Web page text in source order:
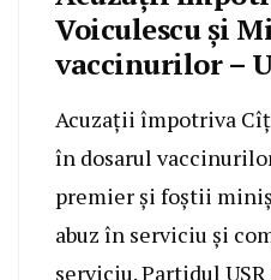
Voiculescu și
vaccinurilor –
Acuzații împotriva
în dosarul
premier și foștii
abuz în serviciu și
serviciu. Partidul